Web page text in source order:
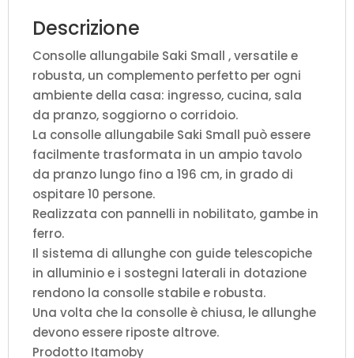
Descrizione
Consolle allungabile Saki Small , versatile e
robusta, un complemento perfetto per ogni
ambiente della casa: ingresso, cucina, sala
da pranzo, soggiorno o corridoio.
La consolle allungabile Saki Small può essere
facilmente trasformata in un ampio tavolo
da pranzo lungo fino a 196 cm, in grado di
ospitare 10 persone.
Realizzata con pannelli in nobilitato, gambe in
ferro.
Il sistema di allunghe con guide telescopiche
in alluminio e i sostegni laterali in dotazione
rendono la consolle stabile e robusta.
Una volta che la consolle è chiusa, le allunghe
devono essere riposte altrove.
Prodotto Itamoby